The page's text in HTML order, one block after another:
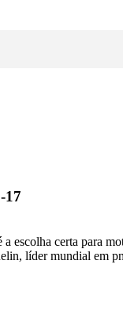
17
escolha certa para
líder mundial em